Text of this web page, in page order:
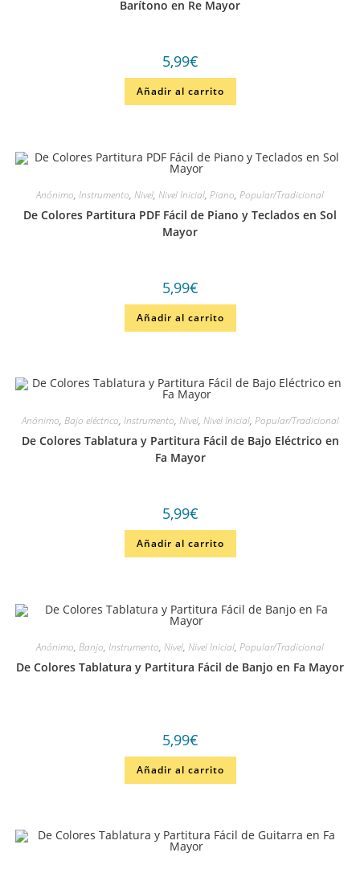
Barítono en Re Mayor
5,99€
Añadir al carrito
Anónimo, Instrumento, Nivel, Nivel Inicial, Piano, Popular/Tradicional
De Colores Partitura PDF Fácil de Piano y Teclados en Sol
Mayor
5,99€
Añadir al carrito
Anónimo, Bajo eléctrico, Instrumento, Nivel, Nivel Inicial, Popular/Tradicional
De Colores Tablatura y Partitura Fácil de Bajo Eléctrico en
Fa Mayor
5,99€
Añadir al carrito
Anónimo, Banjo, Instrumento, Nivel, Nivel Inicial, Popular/Tradicional
De Colores Tablatura y Partitura Fácil de Banjo en Fa Mayor
5,99€
Añadir al carrito